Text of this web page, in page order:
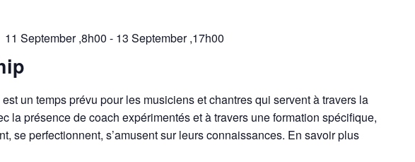
11 September ,8h00 - 13 September ,17h00
un temps prévu pour les musiciens et chantres qui servent à travers la
la présence de coach expérimentés et à travers une formation spécifique,
se perfectionnent, s’amusent sur leurs connaissances. En savoir plus